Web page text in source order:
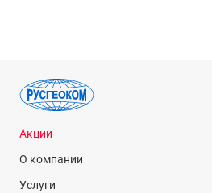
Акции
О компании
Услуги